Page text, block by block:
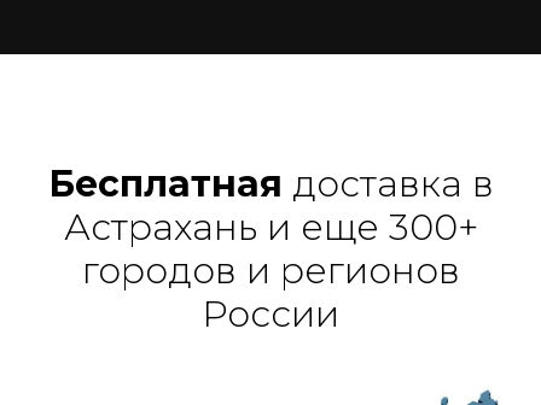
Бесплатная доставка в
Астрахань и еще 300+
городов и регионов
России